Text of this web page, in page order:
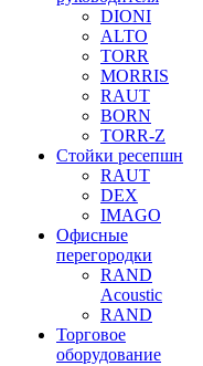
DIONI
ALTO
TORR
MORRIS
RAUT
BORN
TORR-Z
Стойки ресепшн
RAUT
DEX
IMAGO
Офисные
перегородки
RAND
Acoustic
RAND
Торговое
оборудование